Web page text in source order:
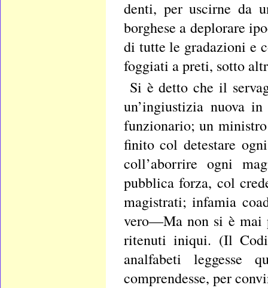
denti, per uscirne da
borghese a deplorare
di tutte le gradazioni e
foggiati a preti, sotto
Si è detto che il
un’ingiustizia nuova
funzionario; un
finito col detestare
coll’aborrire ogni
pubblica forza, col
magistrati; infamia
vero—Ma non si è mai
ritenuti iniqui. (Il
analfabeti
comprendesse, per